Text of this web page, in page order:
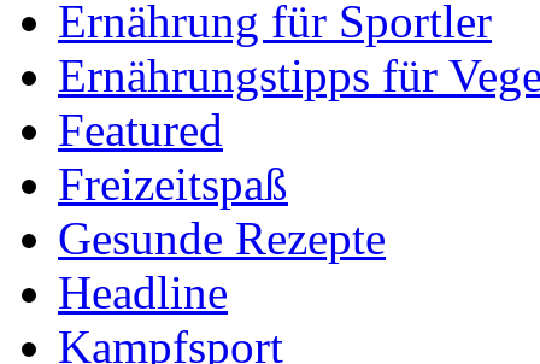
Ernährung für Sportler
Ernährungstipps für
Featured
Freizeitspaß
Gesunde Rezepte
Headline
Kampfsport